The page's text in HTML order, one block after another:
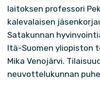
laitoksen professori
kalevalaisen
Satakunnan
Itä-Suomen yliopiston
Mika Venojärvi.
neuvottelukunnan